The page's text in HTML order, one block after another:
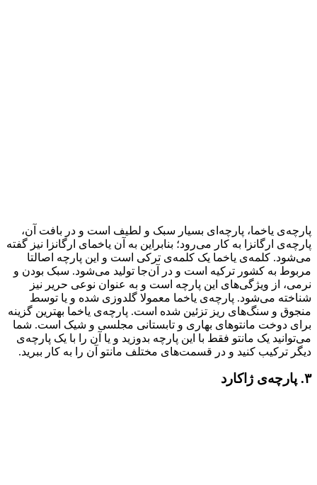
پارچه‌ی یاخما، پارچه‌ای بسیار سبک و لطیف است و در بافت آن،
پارچه‌ی ارگانزا به کار می‌رود؛ بنابراین به آن یاخمای ارگانزا نیز گفته
می‌شود. کلمه‌ی یاخما یک کلمه‌ی ترکی است و این پارچه اصالتا
مربوط به کشور ترکیه است و در آن‌جا تولید می‌شود. سبک بودن و
نرمی، از ویژگی‌های این پارچه است و به عنوان نوعی حریر نیز
شناخته می‌شود. پارچه‌ی یاخما معمولا گلدوزی شده و یا توسط
منجوق و سنگ‌های ریز تزئین شده است. پارچه‌ی یاخما بهترین گزینه
برای دوخت مانتوهای بهاری و تابستانی مجلسی و شیک است. شما
می‌توانید یک مانتو فقط با این پارچه بدوزید و یا آن را با یک پارچه‌ی
دیگر ترکیب کنید و در قسمت‌های مختلف مانتو آن را به کار ببرید.
۳. پارچه‌ی ژاکارد